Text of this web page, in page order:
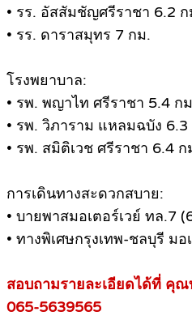
• รร. อัสสัมชัญศรีราชา 6.2 ก
• รร. ดาราสมุทร 7 กม.
โรงพยาบาล:
• รพ. พญาไท ศรีราชา 5.4 ก
• รพ. วิภาราม แหลมฉบัง 6.3
• รพ. สมิติเวช ศรีราชา 6.4 ก
การเดินทางสะดวกสบาย:
• บายพาสมอเตอร์เวย์ ทล.7
• ทางพิเศษกรุงเทพ-ชลบุรี มอ
สอบถามรายละเอียดได้ที่ คุณ
065-5639565